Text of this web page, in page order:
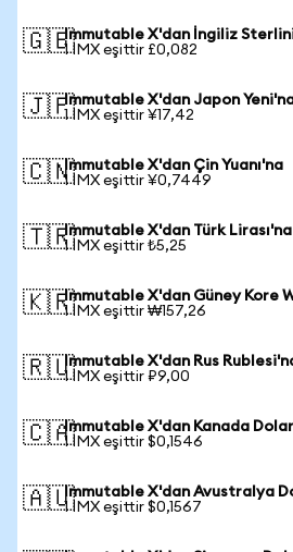
🇬🇧Immutable X'dan İngiliz
1 IMX eşittir £0,082
🇯🇵Immutable X'dan Japon
1 IMX eşittir ¥17,42
🇨🇳Immutable X'dan Çin Yuanı'na
1 IMX eşittir ¥0,7449
🇹🇷Immutable X'dan Türk Lirası'na
1 IMX eşittir ₺5,25
🇰🇷Immutable X'dan Güney Kore
1 IMX eşittir ₩157,26
🇷🇺Immutable X'dan Rus
1 IMX eşittir ₽9,00
🇨🇦Immutable X'dan Kanada
1 IMX eşittir $0,1546
🇦🇺Immutable X'dan Avustralya
1 IMX eşittir $0,1567